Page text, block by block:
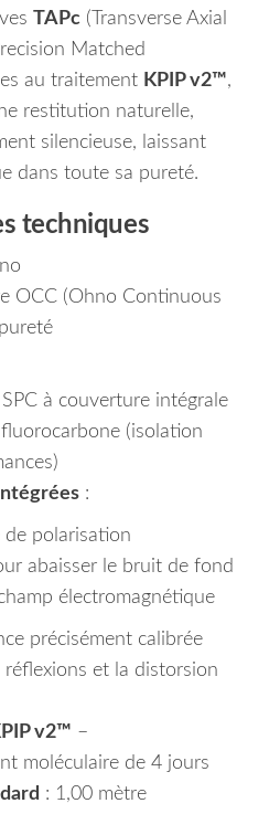
TAPc (Transverse Axial
Matched
au traitement KPIP v2™,
restitution naturelle,
silencieuse, laissant
dans toute sa pureté.
techniques
OCC (Ohno Continuous
à couverture intégrale
(isolation
:
de polarisation
abaisser le bruit de fond
électromagnétique
précisément calibrée
et la distorsion
v2™ –
moléculaire de 4 jours
: 1,00 mètre